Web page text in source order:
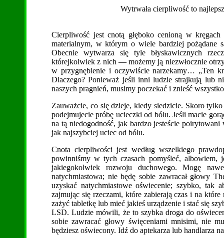
Wytrwała cierpliwość to
Cierpliwość jest cnotą głęboko cenioną w
materialnym, w którym o wiele bardziej pożądane
Obecnie wytwarza się tyle błyskawicznych
którejkolwiek z nich — możemy ją niezwłocznie
w przygnębienie i oczywiście narzekamy… „Ten
Dlaczego? Ponieważ jeśli inni ludzie strajkują lub
naszych pragnień, musimy poczekać i znieść
Zauważcie, co się dzieje, kiedy siedzicie. Skoro
podejmujecie próbę ucieczki od bólu. Jeśli macie
na tą niedogodność, jak bardzo jesteście
jak najszybciej uciec od bólu.
Cnota cierpliwości jest według wszelkiego
powinniśmy w tych czasach pomyśleć, albowiem,
jakiegokolwiek rozwoju duchowego. Mogę
natychmiastowa; nie będę sobie zawracał głowy
uzyskać natychmiastowe oświecenie; szybko, tak
zajmując się rzeczami, które zabierają czas i na
zażyć tabletkę lub mieć jakieś urządzenie i stać się
LSD. Ludzie mówili, że to szybka droga do
sobie zawracać głowy święceniami mnisimi, nie
będziesz oświecony. Idź do aptekarza lub handlarza